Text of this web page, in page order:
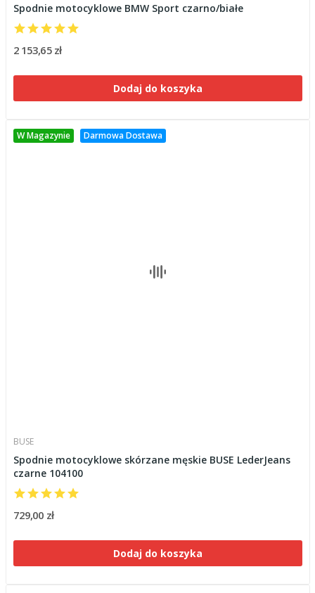
Spodnie motocyklowe BMW Sport czarno/białe
2 153,65 zł
Dodaj do koszyka
W Magazynie Darmowa Dostawa
BUSE
Spodnie motocyklowe skórzane męskie BUSE LederJeans
czarne 104100
729,00 zł
Dodaj do koszyka